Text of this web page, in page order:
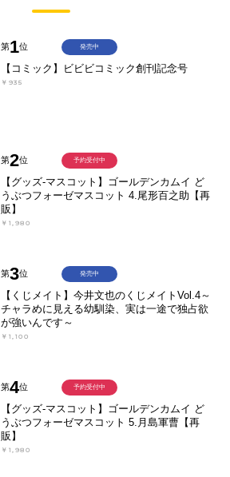
第1位
【コミック】ビビビコミック創刊記念号
￥935
発売中
第2位
【グッズ-マスコット】ゴールデンカムイ ど
うぶつフォーゼマスコット 4.尾形百之助【再
販】
￥1,980
予約受付中
第3位
【くじメイト】今井文也のくじメイトVol.4～
チャラめに見える幼馴染、実は一途で独占欲
が強いんです～
￥1,100
発売中
第4位
【グッズ-マスコット】ゴールデンカムイ ど
うぶつフォーゼマスコット 5.月島軍曹【再
販】
￥1,980
予約受付中